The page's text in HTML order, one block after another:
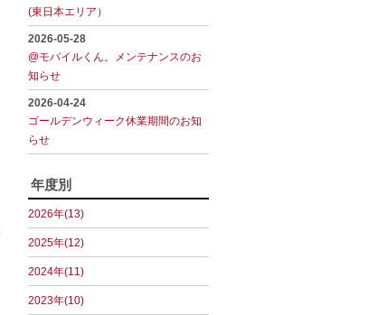
(東日本エリア）
2026-05-28
@モバイルくん。メンテナンスのお
知らせ
2026-04-24
ゴールデンウィーク休業期間のお知
らせ
年度別
2026年(13)
2025年(12)
2024年(11)
2023年(10)